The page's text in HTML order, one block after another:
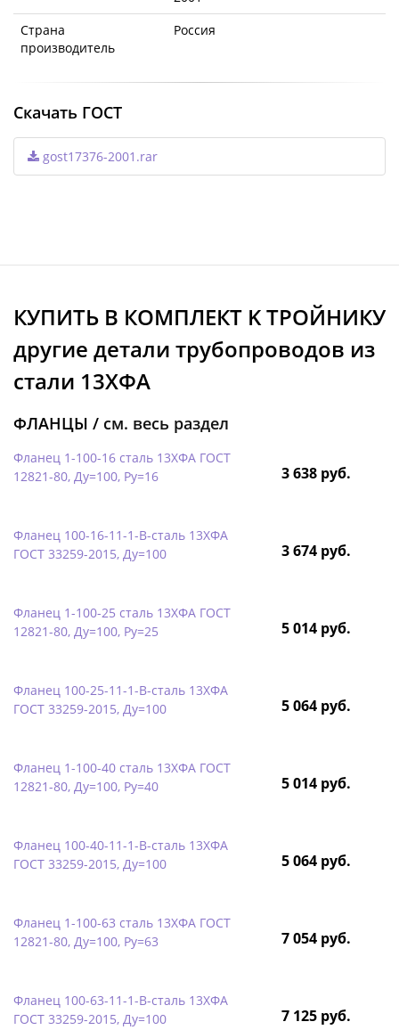
Страна
производитель
Россия
Скачать ГОСТ
gost17376-2001.rar
КУПИТЬ В КОМПЛЕКТ K ТРОЙНИКУ
другие детали трубопроводов из
стали 13ХФА
ФЛАНЦЫ / см. весь раздел
Фланец 1-100-16 сталь 13ХФА ГОСТ
12821-80, Ду=100, Ру=16
3 638 руб.
Фланец 100-16-11-1-B-сталь 13ХФА
ГОСТ 33259-2015, Ду=100
3 674 руб.
Фланец 1-100-25 сталь 13ХФА ГОСТ
12821-80, Ду=100, Ру=25
5 014 руб.
Фланец 100-25-11-1-B-сталь 13ХФА
ГОСТ 33259-2015, Ду=100
5 064 руб.
Фланец 1-100-40 сталь 13ХФА ГОСТ
12821-80, Ду=100, Ру=40
5 014 руб.
Фланец 100-40-11-1-B-сталь 13ХФА
ГОСТ 33259-2015, Ду=100
5 064 руб.
Фланец 1-100-63 сталь 13ХФА ГОСТ
12821-80, Ду=100, Ру=63
7 054 руб.
Фланец 100-63-11-1-B-сталь 13ХФА
ГОСТ 33259-2015, Ду=100
7 125 руб.